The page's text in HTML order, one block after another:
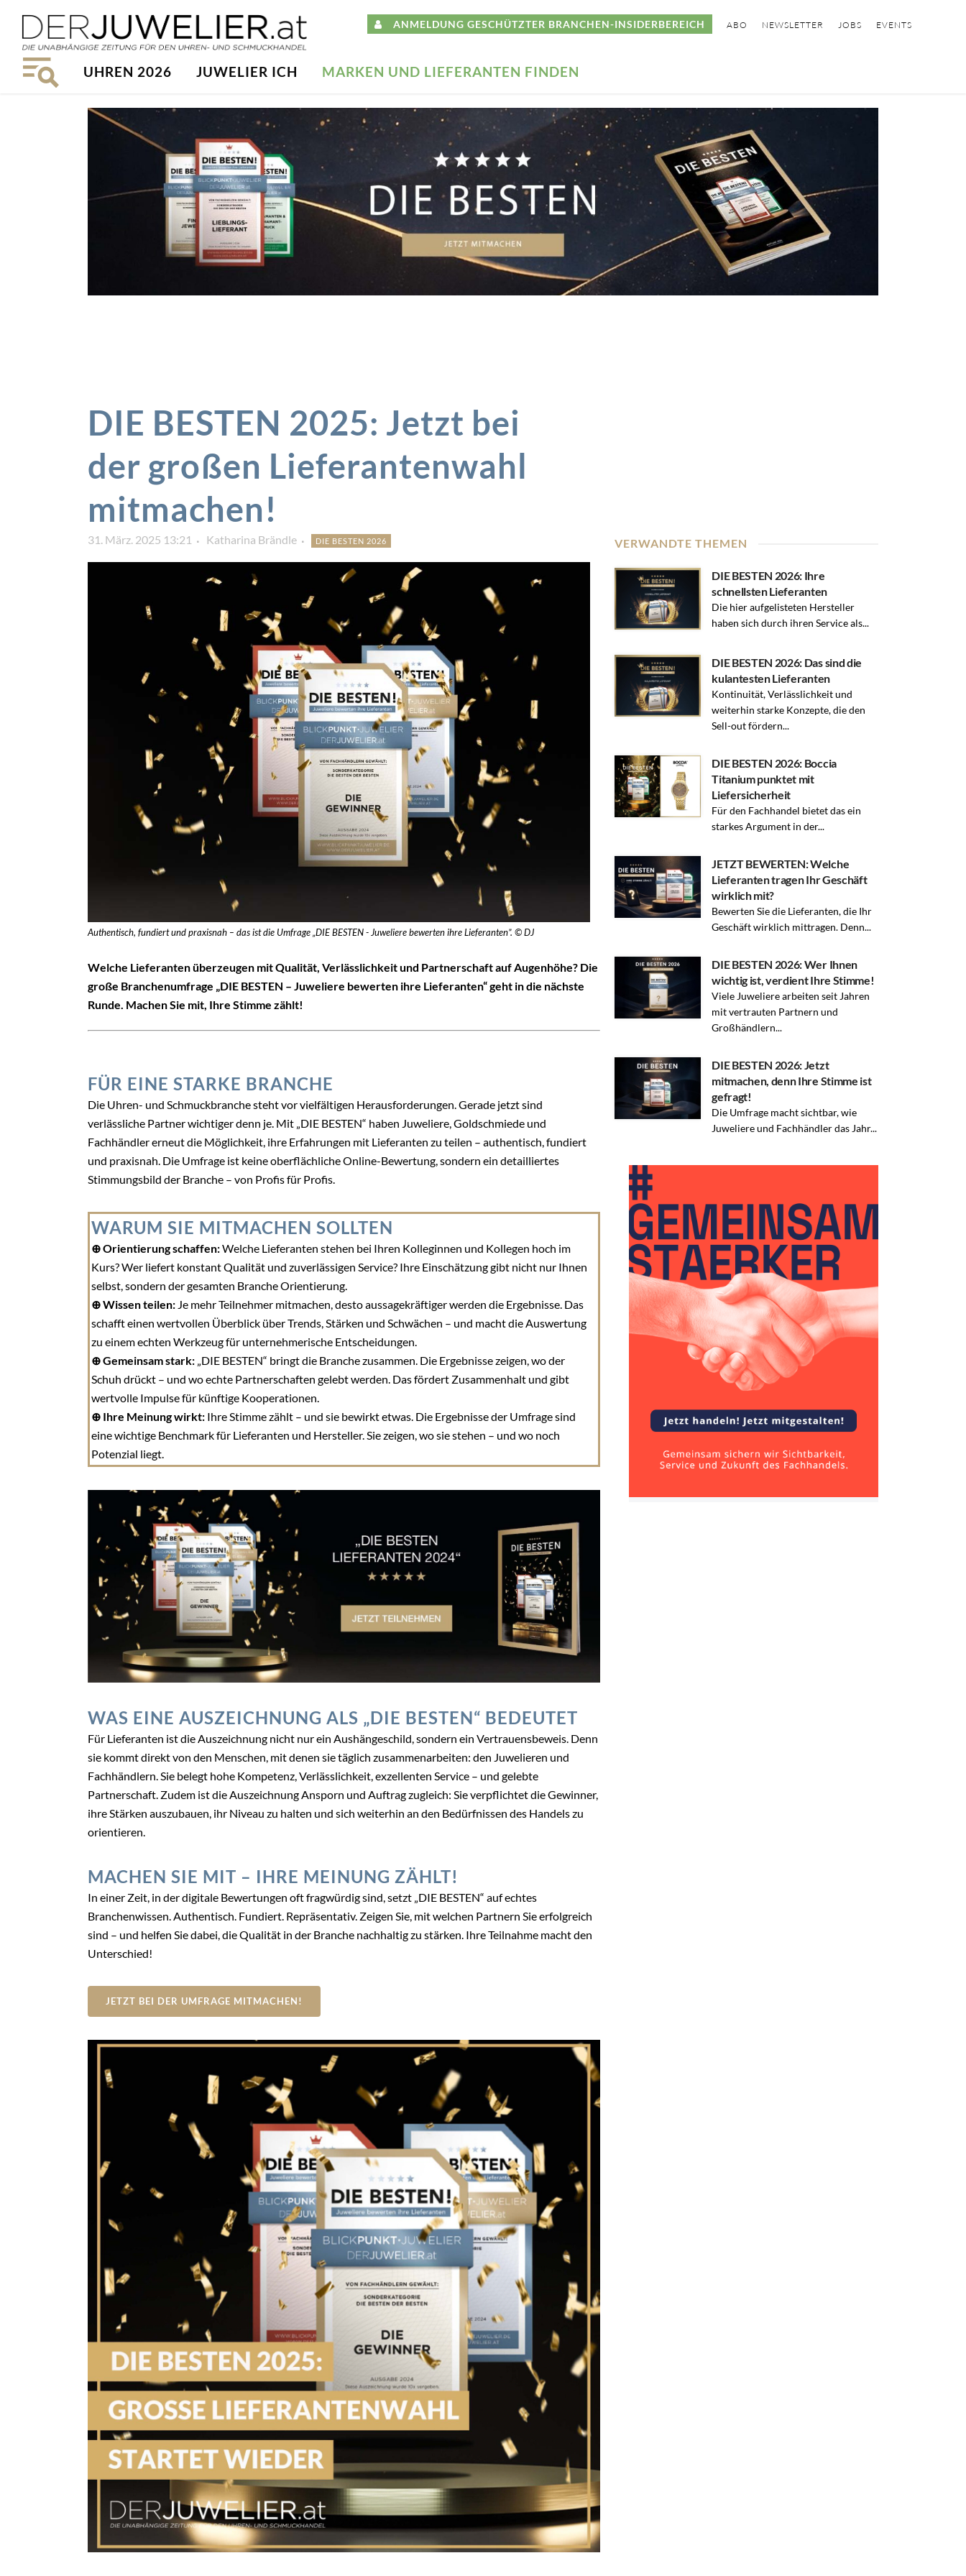
ANMELDUNG GESCHÜTZTER BRANCHEN-INSIDERBEREICH ABO NEWSLETTER JOBS EVENTS
UHREN 2026 JUWELIER ICH MARKEN UND LIEFERANTEN FINDEN
DIE BESTEN 2025: Jetzt bei
der großen Lieferantenwahl
mitmachen!
31. März. 2025 13:21 Katharina Brändle DIE BESTEN 2026
Authentisch, fundiert und praxisnah – das ist die Umfrage „DIE BESTEN - Juweliere bewerten ihre Lieferanten”. © DJ
Welche Lieferanten überzeugen mit Qualität, Verlässlichkeit und Partnerschaft auf Augenhöhe? Die
große Branchenumfrage „DIE BESTEN – Juweliere bewerten ihre Lieferanten“ geht in die nächste
Runde. Machen Sie mit, Ihre Stimme zählt!
FÜR EINE STARKE BRANCHE
Die Uhren- und Schmuckbranche steht vor vielfältigen Herausforderungen. Gerade jetzt sind
verlässliche Partner wichtiger denn je. Mit „DIE BESTEN“ haben Juweliere, Goldschmiede und
Fachhändler erneut die Möglichkeit, ihre Erfahrungen mit Lieferanten zu teilen – authentisch, fundiert
und praxisnah. Die Umfrage ist keine oberflächliche Online-Bewertung, sondern ein detailliertes
Stimmungsbild der Branche – von Profis für Profis.
WARUM SIE MITMACHEN SOLLTEN
⊕ Orientierung schaffen:Welche Lieferanten stehen bei Ihren Kolleginnen und Kollegen hoch im
Kurs? Wer liefert konstant Qualität und zuverlässigen Service? Ihre Einschätzung gibt nicht nur Ihnen
selbst, sondern der gesamten Branche Orientierung.
⊕ Wissen teilen: Je mehr Teilnehmer mitmachen, desto aussagekräftiger werden die Ergebnisse. Das
schafft einen wertvollen Überblick über Trends, Stärken und Schwächen – und macht die Auswertung
zu einem echten Werkzeug für unternehmerische Entscheidungen.
⊕ Gemeinsam stark: „DIE BESTEN“ bringt die Branche zusammen. Die Ergebnisse zeigen, wo der
Schuh drückt – und wo echte Partnerschaften gelebt werden. Das fördert Zusammenhalt und gibt
wertvolle Impulse für künftige Kooperationen.
⊕ Ihre Meinung wirkt: Ihre Stimme zählt – und sie bewirkt etwas. Die Ergebnisse der Umfrage sind
eine wichtige Benchmark für Lieferanten und Hersteller. Sie zeigen, wo sie stehen – und wo noch
Potenzial liegt.
WAS EINE AUSZEICHNUNG ALS „DIE BESTEN“ BEDEUTET
Für Lieferanten ist die Auszeichnung nicht nur ein Aushängeschild, sondern ein Vertrauensbeweis. Denn
sie kommt direkt von den Menschen, mit denen sie täglich zusammenarbeiten: den Juwelieren und
Fachhändlern. Sie belegt hohe Kompetenz, Verlässlichkeit, exzellenten Service – und gelebte
Partnerschaft. Zudem ist die Auszeichnung Ansporn und Auftrag zugleich: Sie verpflichtet die Gewinner,
ihre Stärken auszubauen, ihr Niveau zu halten und sich weiterhin an den Bedürfnissen des Handels zu
orientieren.
MACHEN SIE MIT – IHRE MEINUNG ZÄHLT!
In einer Zeit, in der digitale Bewertungen oft fragwürdig sind, setzt „DIE BESTEN“ auf echtes
Branchenwissen. Authentisch. Fundiert. Repräsentativ. Zeigen Sie, mit welchen Partnern Sie erfolgreich
sind – und helfen Sie dabei, die Qualität in der Branche nachhaltig zu stärken. Ihre Teilnahme macht den
Unterschied!
JETZT BEI DER UMFRAGE MITMACHEN!
VERWANDTE THEMEN
DIE BESTEN 2026: Ihre
schnellsten Lieferanten
Die hier aufgelisteten Hersteller
haben sich durch ihren Service als...
DIE BESTEN 2026: Das sind die
kulantesten Lieferanten
Kontinuität, Verlässlichkeit und
weiterhin starke Konzepte, die den
Sell-out fördern...
DIE BESTEN 2026: Boccia
Titanium punktet mit
Liefersicherheit
Für den Fachhandel bietet das ein
starkes Argument in der...
JETZT BEWERTEN: Welche
Lieferanten tragen Ihr Geschäft
wirklich mit?
Bewerten Sie die Lieferanten, die Ihr
Geschäft wirklich mittragen. Denn...
DIE BESTEN 2026: Wer Ihnen
wichtig ist, verdient Ihre Stimme!
Viele Juweliere arbeiten seit Jahren
mit vertrauten Partnern und
Großhändlern...
DIE BESTEN 2026: Jetzt
mitmachen, denn Ihre Stimme ist
gefragt!
Die Umfrage macht sichtbar, wie
Juweliere und Fachhändler das Jahr...